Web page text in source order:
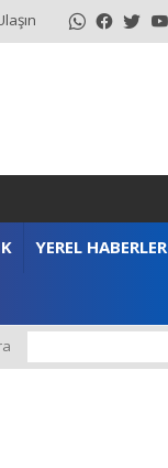
YEREL HABERLER